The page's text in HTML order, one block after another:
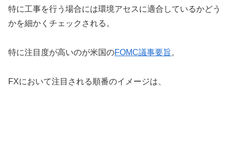
特に工事を行う場合には環境アセスに適合しているかどう
かを細かくチェックされる。
特に注目度が高いのが米国のFOMC議事要旨 。
FXにおいて注目される順番のイメージは、